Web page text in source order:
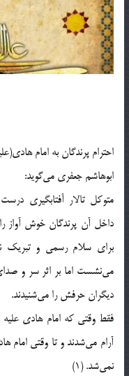
احترام پرندگان به امام
ابوهاشم جعفري مي‌گويد:
متوکل تالار آفتابگيري
داخل آن پرندگان خوش آواز
براي سلام رسمي و تبريک
مي‌نشست اما بر اثر سر و
ديگران حرفش را مي‌شنيدند.
فقط وقتي که امام هادي
آرام مي‌شدند و تا وقتي امام
نمي‌شد. (1)